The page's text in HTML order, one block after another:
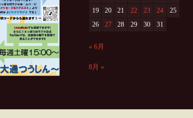
19
20 21 22 23 24
25
26
27 28 29 30 31
« 6月
8月 »